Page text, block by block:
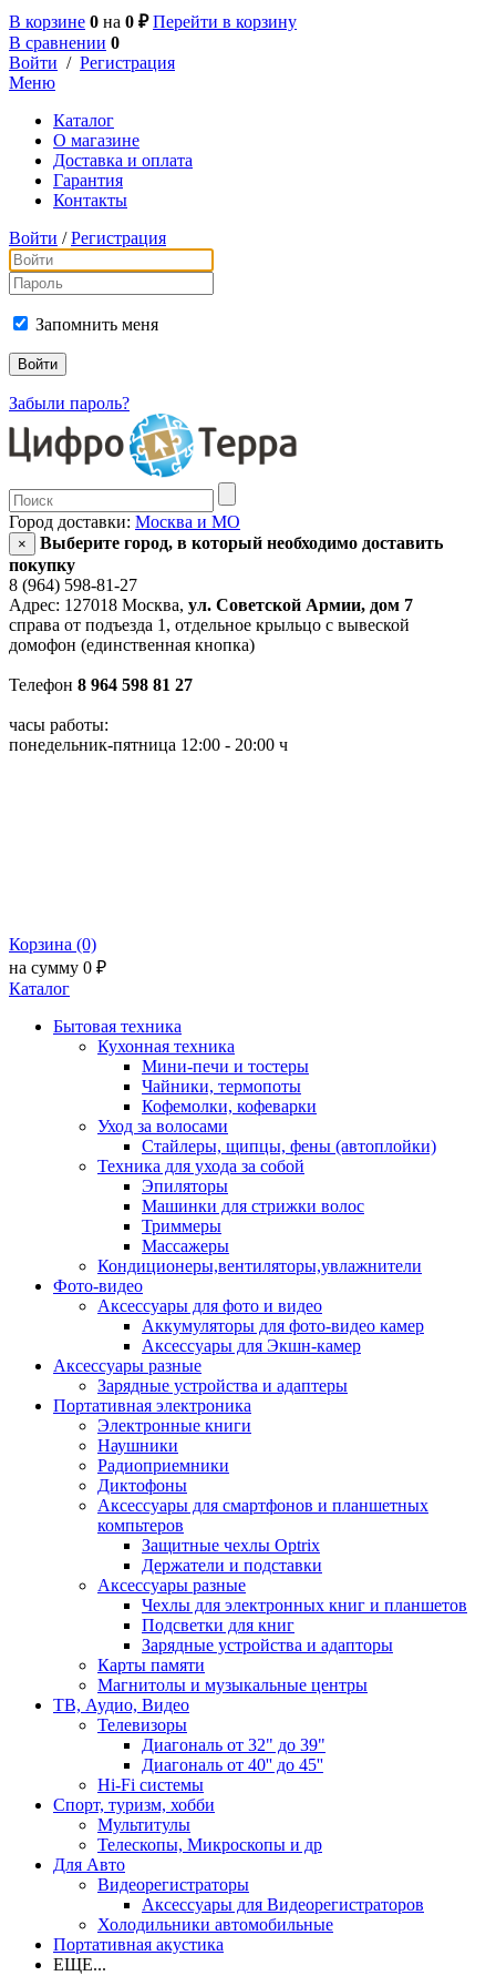
В корзине 0 на 0 ₽ Перейти в корзину
В сравнении 0
Войти / Регистрация
Меню
Каталог
О магазине
Доставка и оплата
Гарантия
Контакты
Войти / Регистрация
Запомнить меня
Забыли пароль?
Город доставки: Москва и МО
×
Выберите город, в который необходимо доставить
покупку
8 (964) 598-81-27
Адрес: 127018 Москва, ул. Советской Армии, дом 7
справа от подъезда 1, отдельное крыльцо с вывеской
домофон (единственная кнопка)
Телефон 8 964 598 81 27
часы работы:
понедельник-пятница 12:00 - 20:00 ч
Корзина (0)
на сумму 0 ₽
Каталог
Бытовая техника
Кухонная техника
Мини-печи и тостеры
Чайники, термопоты
Кофемолки, кофеварки
Уход за волосами
Стайлеры, щипцы, фены (автоплойки)
Техника для ухода за собой
Эпиляторы
Машинки для стрижки волос
Триммеры
Массажеры
Кондиционеры,вентиляторы,увлажнители
Фото-видео
Аксессуары для фото и видео
Аккумуляторы для фото-видео камер
Аксессуары для Экшн-камер
Аксессуары разные
Зарядные устройства и адаптеры
Портативная электроника
Электронные книги
Наушники
Радиоприемники
Диктофоны
Аксессуары для смартфонов и планшетных
компьтеров
Защитные чехлы Optrix
Держатели и подставки
Аксессуары разные
Чехлы для электронных книг и планшетов
Подсветки для книг
Зарядные устройства и адапторы
Карты памяти
Магнитолы и музыкальные центры
ТВ, Аудио, Видео
Телевизоры
Диагональ от 32" до 39"
Диагональ от 40'' до 45''
Hi-Fi системы
Спорт, туризм, хобби
Мультитулы
Телескопы, Микроскопы и др
Для Авто
Видеорегистраторы
Аксессуары для Видеорегистраторов
Холодильники автомобильные
Портативная акустика
ЕЩЕ...